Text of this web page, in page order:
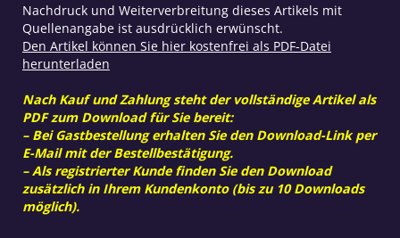
Nachdruck und Weiterverbreitung dieses Artikels mit
Quellenangabe ist ausdrücklich erwünscht.
Den Artikel können Sie hier kostenfrei als PDF-Datei
herunterladen
Nach Kauf und Zahlung steht der vollständige Artikel als
PDF zum Download für Sie bereit:
– Bei Gastbestellung erhalten Sie den Download-Link per
E-Mail mit der Bestellbestätigung.
– Als registrierter Kunde finden Sie den Download
zusätzlich in Ihrem Kundenkonto (bis zu 10 Downloads
möglich).